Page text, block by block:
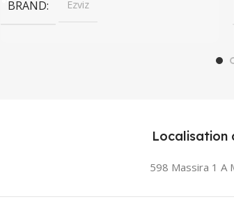
BRAND Ezviz
Localisation
598 Massira 1 A